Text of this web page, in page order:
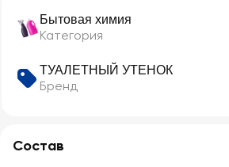
Бытовая химия
Категория
ТУАЛЕТНЫЙ УТЕНОК
Бренд
Состав